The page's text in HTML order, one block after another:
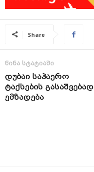
Share
წინა სტატიაში
დუბაი საჰაერო
ტაქსების გასაშვებად
ემზადება